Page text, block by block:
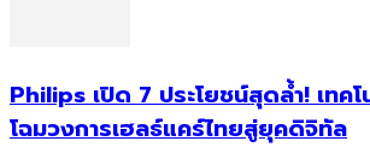
Philips เปิด 7 ประโยชน์สุดล้ำ! เทค
โฉมวงการเฮลธ์แคร์ไทยสู่ยุคดิจิทัล